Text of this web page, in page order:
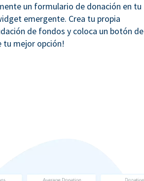
un formulario de donación en tu
emergente. Crea tu propia
de fondos y coloca un botón de
tu mejor opción!